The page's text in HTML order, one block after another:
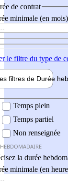
de contrat
minimale (en mois)
le filtre du type de
filtres de Durée
Temps plein
Temps partiel
Non renseignée
la durée
minimale (en